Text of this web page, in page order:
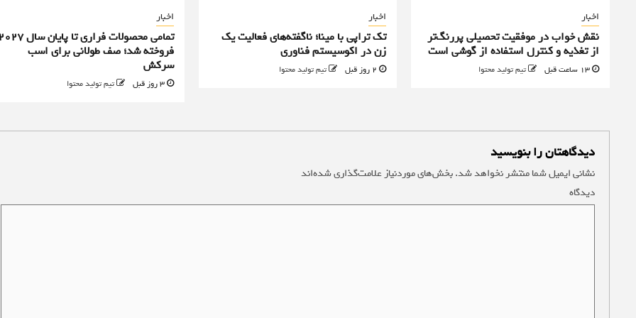
اخبار
نقش خواب در موفقیت تحصیلی پررنگ‌تر
از تغذیه و کنترل استفاده از گوشی است
تیم تولید محتوا
اخبار
تک تراپی با مینا؛ ناگفته‌های فعالیت یک
زن در اکوسیستم فناوری
2 روز قبل تیم تولید محتوا
اخبار
تمامی محصولات فراری تا پایان
فروخته شد؛ صف طولانی برای اسب
سرکش
3 روز قبل تیم تولید محتوا
دیدگاهتان را بنویسید
نشانی ایمیل شما منتشر نخواهد شد.بخش‌های موردنیاز علامت‌گذاری شده‌اند
دیدگاه